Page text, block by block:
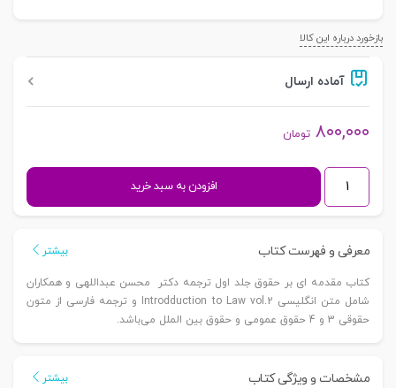
بازخورد درباره این کالا
آماده ارسال
۸۰۰,۰۰۰ تومان
مقدمه
ای
حقوق
دوم
(Introdduction
vol.2)
افزودن به سبد خرید
معرفی و فهرست کتاب بیشتر
کتاب مقدمه ای بر حقوق جلد اول ترجمه دکتر محسن عبداللهی و همکاران
شامل متن انگلیسی Introdduction to Law vol.2 و ترجمه فارسی از متون
حقوقی 3 و 4 حقوق عمومی و حقوق بین الملل می‌باشد.
مشخصات و ویژگی کتاب بیشتر